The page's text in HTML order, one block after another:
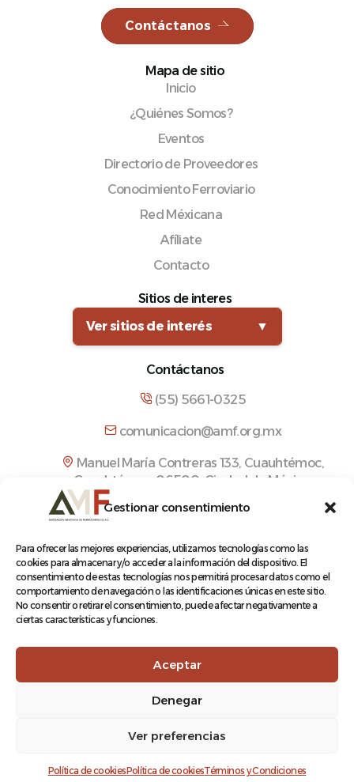
Gestionar consentimiento
Para ofrecer las mejores experiencias, utilizamos tecnologías como las
cookies para almacenar y/o acceder a la información del dispositivo. El
consentimiento de estas tecnologías nos permitirá procesar datos como el
comportamiento de navegación o las identificaciones únicas en este sitio.
No consentir o retirar el consentimiento, puede afectar negativamente a
ciertas características y funciones.
Aceptar
Denegar
Ver preferencias
Política de cookiesPolítica de cookiesTérminos y Condiciones
Contáctanos
Mapa de sitio
Inicio
¿Quiénes Somos?
Eventos
Directorio de Proveedores
Conocimiento Ferroviario
Red Méxicana
Afíliate
Contacto
Sitios de interes
Ver sitios de interés
▼
Contáctanos
(55) 5661-0325
comunicacion@amf.org.mx
Manuel María Contreras 133, Cuauhtémoc,
Cuauhtémoc, 06500, Ciudad de México.
© 2026 Asociación Mexicana de Ferrocarriles A.C.
Aviso de Privacidad
Terminos y condiciones
Log In